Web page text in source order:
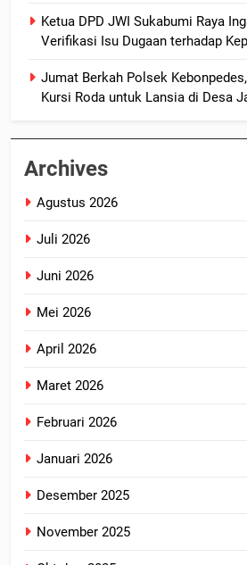
Ketua DPD JWI Sukabumi Raya
Verifikasi Isu Dugaan terhadap
Jumat Berkah Polsek
Kursi Roda untuk Lansia di Desa
Archives
Agustus 2026
Juli 2026
Juni 2026
Mei 2026
April 2026
Maret 2026
Februari 2026
Januari 2026
Desember 2025
November 2025